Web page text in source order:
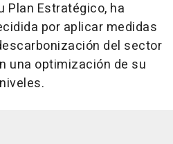
Plan Estratégico, ha
por aplicar medidas
del sector
una optimización de su